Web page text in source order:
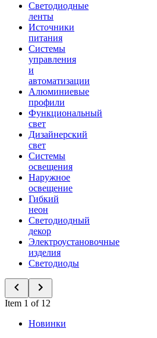
Светодиодные
ленты
Источники
питания
Системы
управления
и
автоматизации
Алюминиевые
профили
Функциональный
свет
Дизайнерский
свет
Системы
освещения
Наружное
освещение
Гибкий
неон
Светодиодный
декор
Электроустановочные
изделия
Светодиоды
Item 1 of 12
Новинки